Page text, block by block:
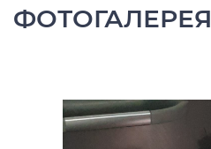
ФОТОГАЛЕРЕЯ